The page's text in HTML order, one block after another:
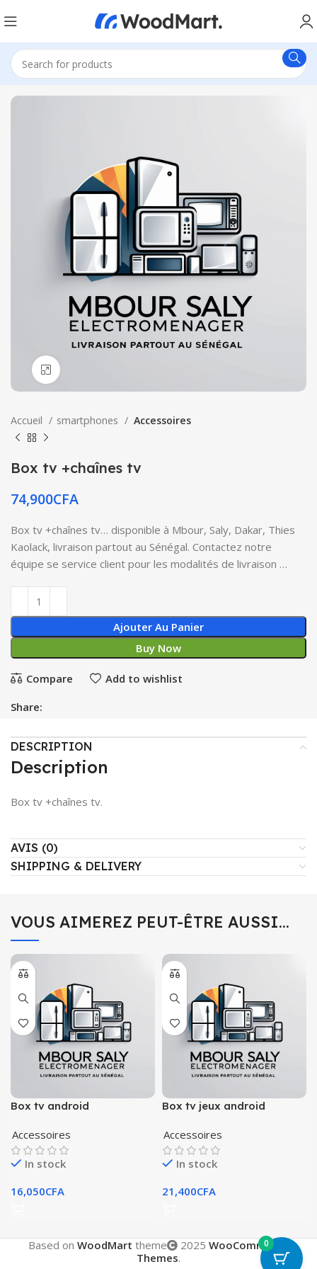
Accueil smartphones Accessoires
Box tv +chaînes tv
74,900CFA
Box tv +chaînes tv… disponible à Mbour, Saly, Dakar, Thies
Kaolack, livraison partout au Sénégal. Contactez notre
équipe se service client pour les modalités de livraison …
Ajouter Au Panier
Buy Now
Compare Add to wishlist
Share:
DESCRIPTION
Description
Box tv +chaînes tv.
AVIS (0)
SHIPPING & DELIVERY
VOUS AIMEREZ PEUT-ÊTRE AUSSI…
Box tv android
Accessoires
In stock
16,050CFA
Box tv jeux android
Accessoires
In stock
21,400CFA
Based on WoodMart theme 2025 WooCommerce
Themes.
0